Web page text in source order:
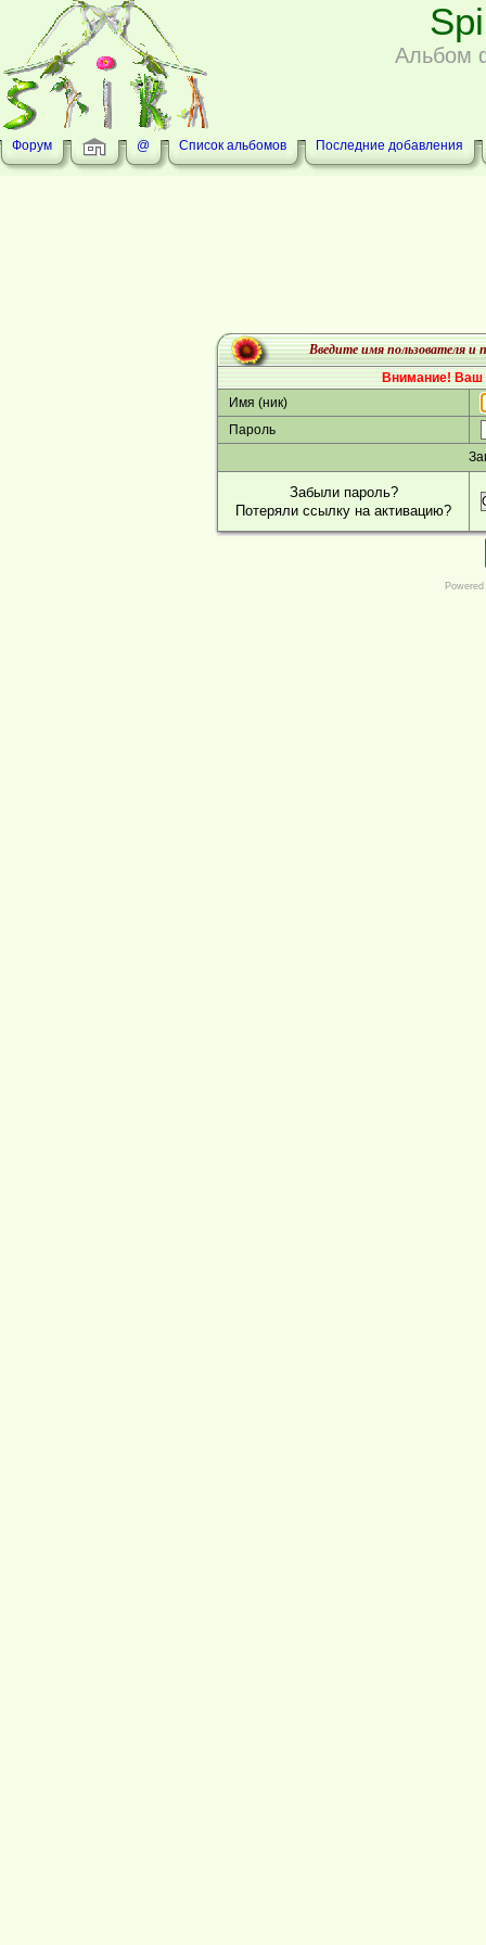
Альбом
Форум @ Список альбомов Последние добавления
Введите имя пользователя и
Внимание! Ваш
Имя (ник)
Пароль
Забыли пароль?
Потеряли ссылку на активацию?